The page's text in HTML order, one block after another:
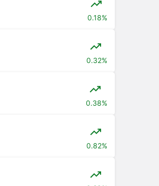
0.18%
0.32%
0.38%
0.82%